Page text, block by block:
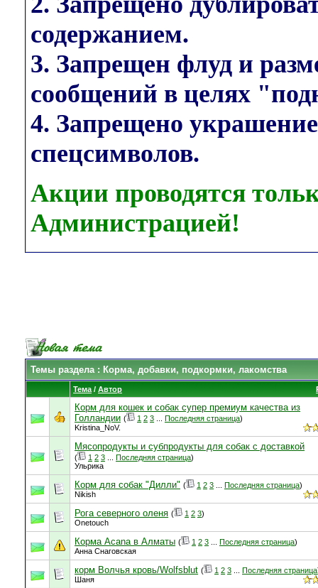
содержанием.
3. Запрещен флуд и
сообщений в целях
4. Запрещено
спецсимволов.
Акции проводятся
Администрацией!
Темы раздела: Корма, добавки, подкормки, лакомства
Тема / Автор
Корм для кошек и собак супер премиум качества из
Голландии ( 1 2 3 Последняя страница)
Kristina_NoV.
Мясопродукты и субпродукты для собак с доставкой
( 1 2 3 Последняя страница)
Ульрика
Корм для собак "Дилли" ( 1 2 3 Последняя страница)
Nikish
Рога северного оленя ( 1 2 3)
Onetouch
Корма Acana в Алматы ( 1 2 3 Последняя страница)
Анна Снаговская
корм Волчья кровь/Wolfsblut ( 1 2 3 Последняя страница
Шаня